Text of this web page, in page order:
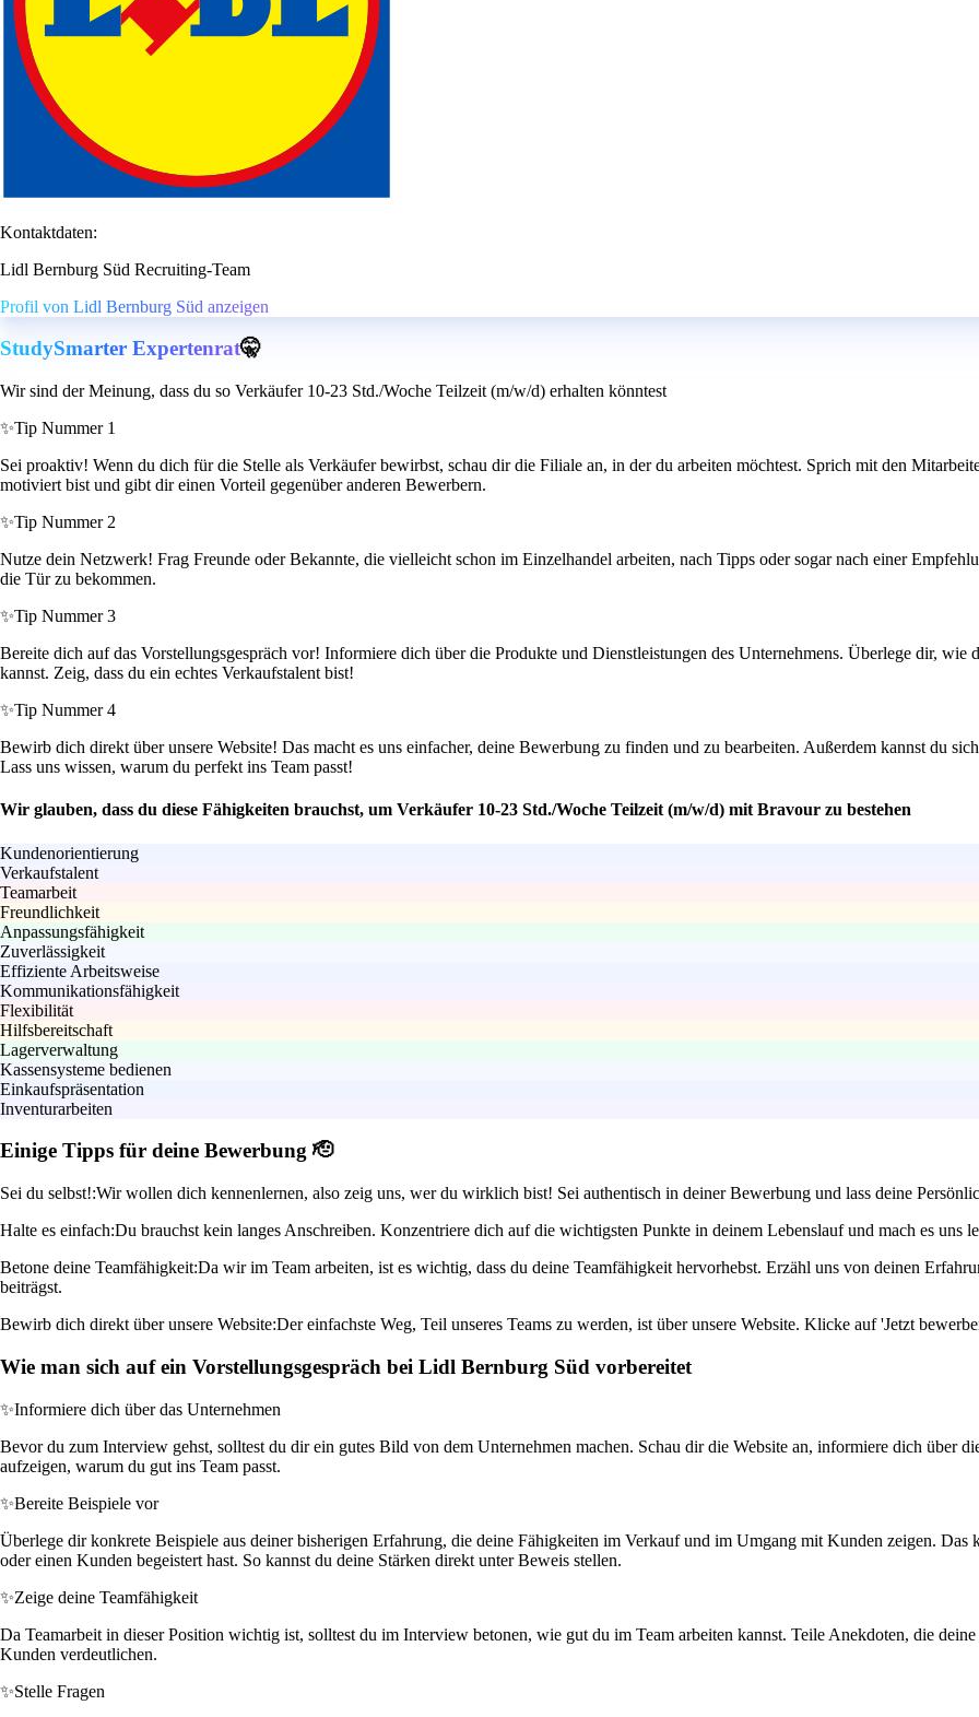
Kontaktdaten:
Lidl Bernburg Süd Recruiting-Team
Profil von Lidl Bernburg Süd anzeigen
StudySmarter Expertenrat🤫
Wir sind der Meinung, dass du so Verkäufer 10-23 Std./Woche Teilzeit (m/w/d) erhalten könntest
✨Tip Nummer 1
Sei proaktiv! Wenn du dich für die Stelle als Verkäufer bewirbst, schau dir die Filiale an, in der du arbeiten möchtest. Sprich mit den
motiviert bist und gibt dir einen Vorteil gegenüber anderen Bewerbern.
✨Tip Nummer 2
Nutze dein Netzwerk! Frag Freunde oder Bekannte, die vielleicht schon im Einzelhandel arbeiten, nach Tipps oder sogar nach einer
die Tür zu bekommen.
✨Tip Nummer 3
Bereite dich auf das Vorstellungsgespräch vor! Informiere dich über die Produkte und Dienstleistungen des Unternehmens. Überlege dir, wie
kannst. Zeig, dass du ein echtes Verkaufstalent bist!
✨Tip Nummer 4
Bewirb dich direkt über unsere Website! Das macht es uns einfacher, deine Bewerbung zu finden und zu bearbeiten. Außerdem kannst du
Lass uns wissen, warum du perfekt ins Team passt!
Wir glauben, dass du diese Fähigkeiten brauchst, um Verkäufer 10-23 Std./Woche Teilzeit (m/w/d) mit Bravour zu bestehen
Kundenorientierung
Verkaufstalent
Teamarbeit
Freundlichkeit
Anpassungsfähigkeit
Zuverlässigkeit
Effiziente Arbeitsweise
Kommunikationsfähigkeit
Flexibilität
Hilfsbereitschaft
Lagerverwaltung
Kassensysteme bedienen
Einkaufspräsentation
Inventurarbeiten
Einige Tipps für deine Bewerbung 🫡
Sei du selbst!:Wir wollen dich kennenlernen, also zeig uns, wer du wirklich bist! Sei authentisch in deiner Bewerbung und lass deine
Halte es einfach:Du brauchst kein langes Anschreiben. Konzentriere dich auf die wichtigsten Punkte in deinem Lebenslauf und mach es uns
Betone deine Teamfähigkeit:Da wir im Team arbeiten, ist es wichtig, dass du deine Teamfähigkeit hervorhebst. Erzähl uns von deinen
beiträgst.
Bewirb dich direkt über unsere Website:Der einfachste Weg, Teil unseres Teams zu werden, ist über unsere Website. Klicke auf 'Jetzt
Wie man sich auf ein Vorstellungsgespräch bei Lidl Bernburg Süd vorbereitet
✨Informiere dich über das Unternehmen
Bevor du zum Interview gehst, solltest du dir ein gutes Bild von dem Unternehmen machen. Schau dir die Website an, informiere dich über
aufzeigen, warum du gut ins Team passt.
✨Bereite Beispiele vor
Überlege dir konkrete Beispiele aus deiner bisherigen Erfahrung, die deine Fähigkeiten im Verkauf und im Umgang mit Kunden zeigen.
oder einen Kunden begeistert hast. So kannst du deine Stärken direkt unter Beweis stellen.
✨Zeige deine Teamfähigkeit
Da Teamarbeit in dieser Position wichtig ist, solltest du im Interview betonen, wie gut du im Team arbeiten kannst. Teile Anekdoten, die
Kunden verdeutlichen.
✨Stelle Fragen